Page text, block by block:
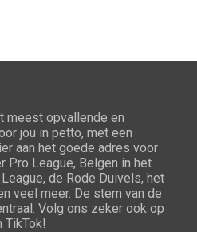
meest opvallende en
jou in petto, met een
aan het goede adres voor
Pro League, Belgen in het
de Rode Duivels, het
veel meer. De stem van de
Volg ons zeker ook op
TikTok!